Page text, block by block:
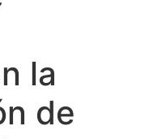
la
de